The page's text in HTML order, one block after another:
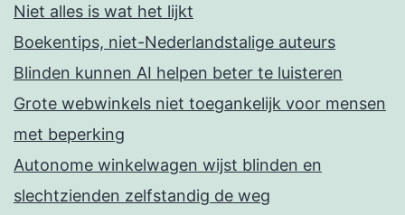
Niet alles is wat het lijkt
Boekentips, niet-Nederlandstalige auteurs
Blinden kunnen AI helpen beter te luisteren
Grote webwinkels niet toegankelijk voor mensen
met beperking
Autonome winkelwagen wijst blinden en
slechtzienden zelfstandig de weg